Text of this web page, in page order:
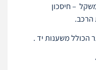
– חיסכון
הרכב.
הכולל משענות יד .